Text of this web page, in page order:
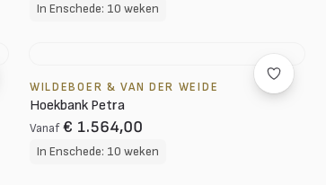
In Enschede: 10 weken
WILDEBOER & VAN DER WEIDE
Hoekbank Petra
Vanaf € 1.564,00
In Enschede: 10 weken